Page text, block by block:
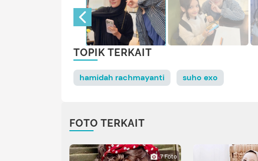
TOPIK TERKAIT
hamidah rachmayanti suho exo
FOTO TERKAIT
7 Foto